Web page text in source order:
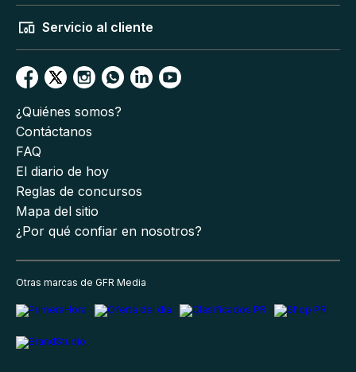
Servicio al cliente
¿Quiénes somos?
Contáctanos
FAQ
El diario de hoy
Reglas de concursos
Mapa del sitio
¿Por qué confiar en nosotros?
Otras marcas de GFR Media